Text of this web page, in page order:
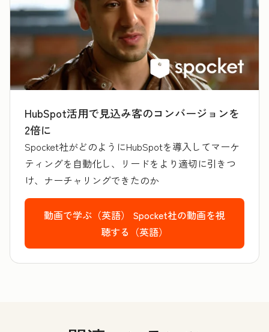
HubSpot活用で見込み客のコンバージョンを
2倍に
Spocket社がどのようにHubSpotを導入してマーケ
ティングを自動化し、リードをより適切に引きつ
け、ナーチャリングできたのか
動画で学ぶ（英語） Spocket社の動画を視
聴する（英語）